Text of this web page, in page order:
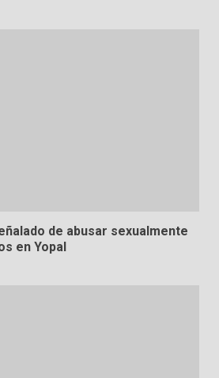
de abusar sexualmente
en Yopal